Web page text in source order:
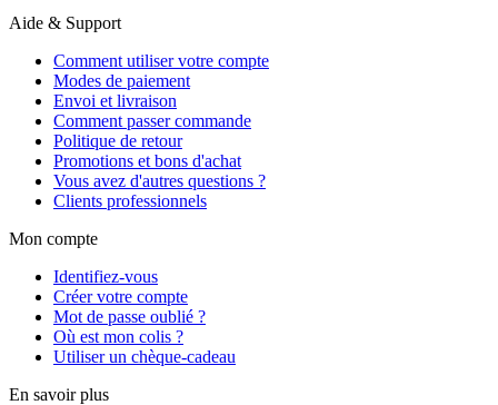
Aide & Support
Comment utiliser votre compte
Modes de paiement
Envoi et livraison
Comment passer commande
Politique de retour
Promotions et bons d'achat
Vous avez d'autres questions ?
Clients professionnels
Mon compte
Identifiez-vous
Créer votre compte
Mot de passe oublié ?
Où est mon colis ?
Utiliser un chèque-cadeau
En savoir plus